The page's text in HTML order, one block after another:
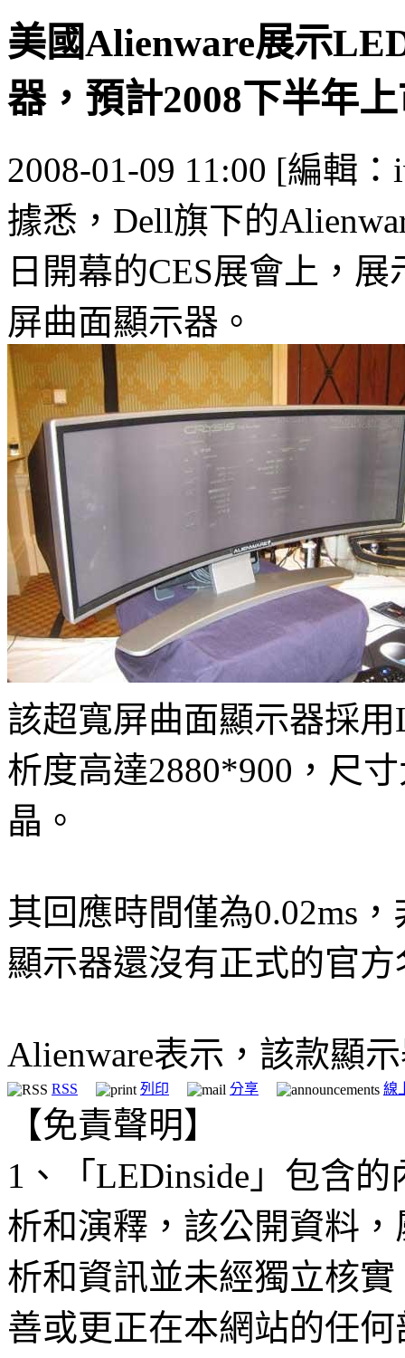
美國Alienware展示
器，預計2008下半年
2008-01-09 11:00 [編輯：
據悉，Dell旗下的
日開幕的CES展會上，
屏曲面顯示器。
該超寬屏曲面顯示器採
析度高達2880*900，尺
晶。
其回應時間僅為0.02ms
顯示器還沒有正式的官
Alienware表示，該款顯
RSS 列印 分享 線
【免責聲明】
1、「LEDinside」包含
析和演釋，該公開資料
析和資訊並未經獨立核
善或更正在本網站的任